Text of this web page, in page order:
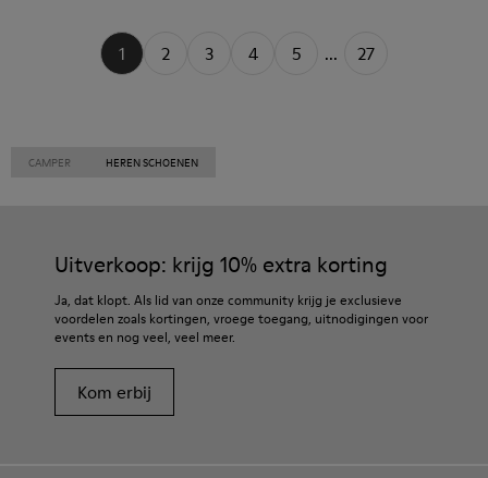
1 2 3 4 5 ... 27
CAMPER HEREN SCHOENEN
Uitverkoop: krijg 10% extra korting
Ja, dat klopt. Als lid van onze community krijg je exclusieve
voordelen zoals kortingen, vroege toegang, uitnodigingen voor
events en nog veel, veel meer.
Kom erbij